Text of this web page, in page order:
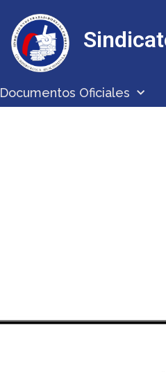
Documentos Oficiales